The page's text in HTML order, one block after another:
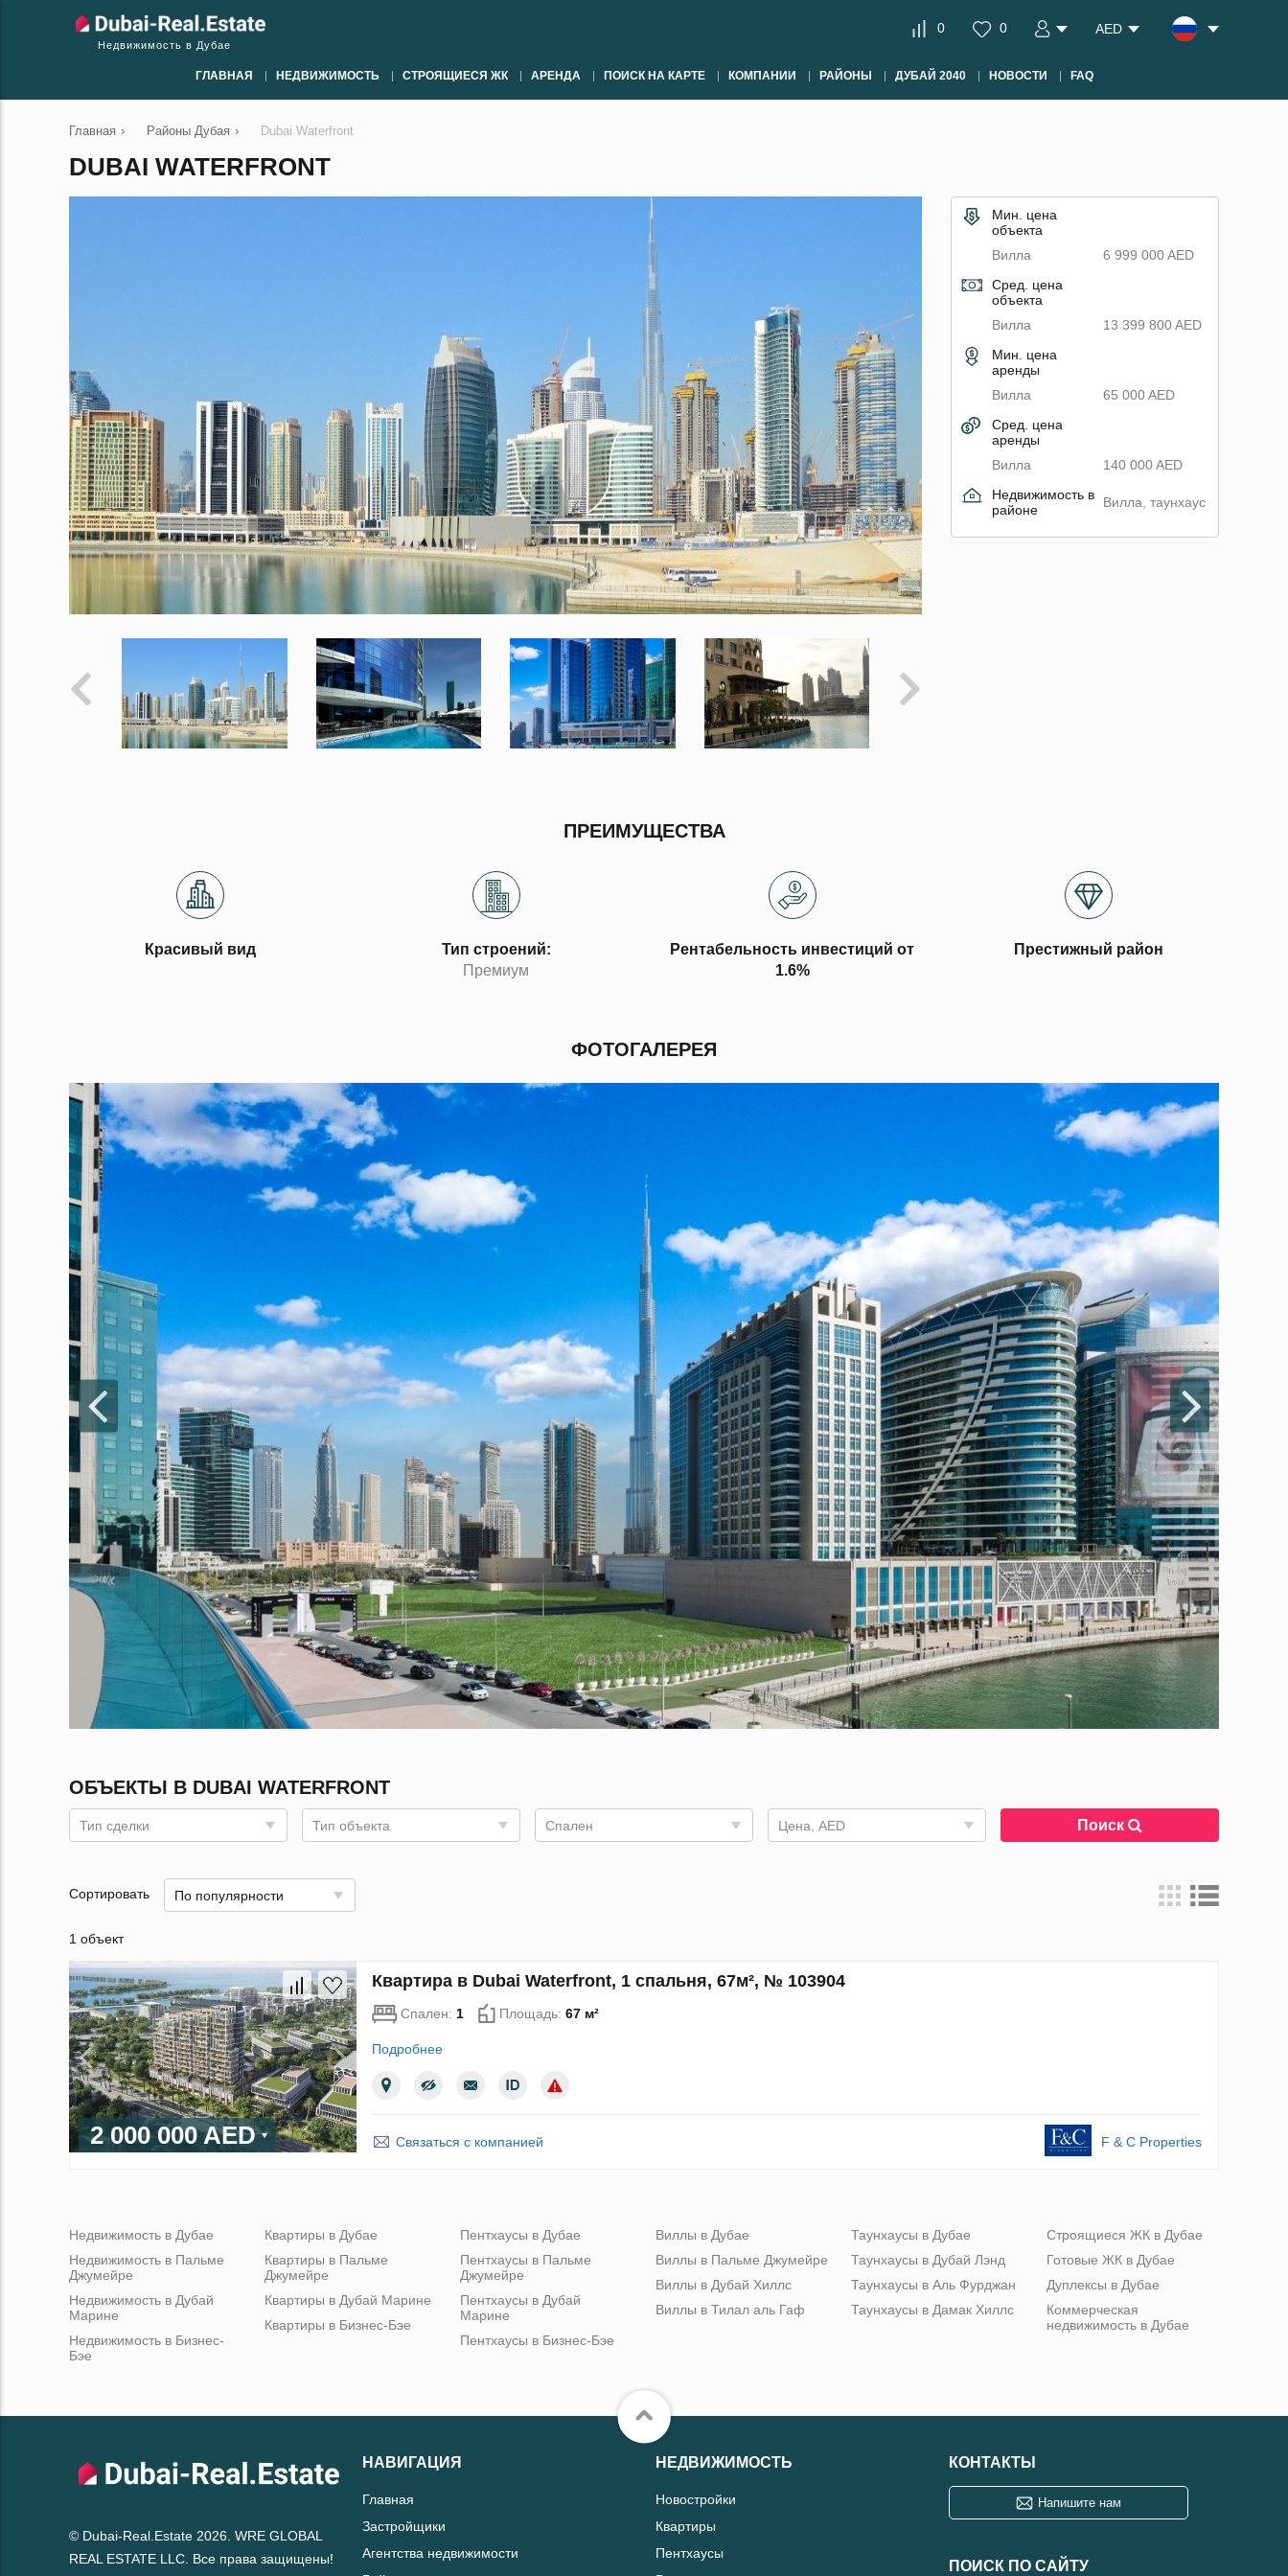
Недвижимость в Дубае
0 0 AED
ГЛАВНАЯ НЕДВИЖИМОСТЬ СТРОЯЩИЕСЯ ЖК АРЕНДА ПОИСК НА КАРТЕ КОМПАНИИ РАЙОНЫ ДУБАЙ 2040 НОВОСТИ FAQ
Главная › Районы Дубая › Dubai Waterfront
DUBAI WATERFRONT
Мин. цена
объекта
Вилла
6 999 000 AED
Сред. цена
объекта
Вилла
13 399 800 AED
Мин. цена
аренды
Вилла
65 000 AED
Сред. цена
аренды
Вилла
140 000 AED
Недвижимость в
районе
Вилла, таунхаус
ПРЕИМУЩЕСТВА
Красивый вид
Тип строений:
Премиум
Рентабельность инвестиций от
1.6%
Престижный район
ФОТОГАЛЕРЕЯ
ОБЪЕКТЫ В DUBAI WATERFRONT
Тип сделки Тип объекта Спален Цена, AED Поиск
Сортировать По популярности
1 объект
2 000 000 AED
Квартира в Dubai Waterfront, 1 спальня, 67м², № 103904
Спален: 1 Площадь: 67 м²
Подробнее
Связаться с компанией F & C Properties
Недвижимость в Дубае
Недвижимость в Пальме
Джумейре
Недвижимость в Дубай
Марине
Недвижимость в Бизнес-
Бэе
Квартиры в Дубае
Квартиры в Пальме
Джумейре
Квартиры в Дубай Марине
Квартиры в Бизнес-Бэе
Пентхаусы в Дубае
Пентхаусы в Пальме
Джумейре
Пентхаусы в Дубай
Марине
Пентхаусы в Бизнес-Бэе
Виллы в Дубае
Виллы в Пальме Джумейре
Виллы в Дубай Хиллс
Виллы в Тилал аль Гаф
Таунхаусы в Дубае
Таунхаусы в Дубай Лэнд
Таунхаусы в Аль Фурджан
Таунхаусы в Дамак Хиллс
Строящиеся ЖК в Дубае
Готовые ЖК в Дубае
Дуплексы в Дубае
Коммерческая
недвижимость в Дубае
© Dubai-Real.Estate 2026. WRE GLOBAL
REAL ESTATE LLC. Все права защищены!
НАВИГАЦИЯ
Главная
Застройщики
Агентства недвижимости
НЕДВИЖИМОСТЬ
Новостройки
Квартиры
Пентхаусы
КОНТАКТЫ
Напишите нам
ПОИСК ПО САЙТУ